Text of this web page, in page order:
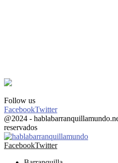
Follow us
FacebookTwitter
@2024 -
reservados
FacebookTwitter